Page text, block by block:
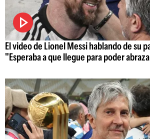
El video de Lionel Messi hablando de su
"Esperaba a que llegue para poder